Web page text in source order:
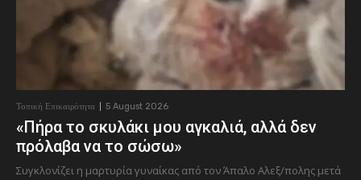
Τοπική Επικαιρότητα 5 August 2026
«Πήρα το σκυλάκι μου αγκαλιά, αλλά δεν
πρόλαβα να το σώσω»
Συγκλονίζει η μαρτυρία γυναίκας από τον Άπαλο Αλεξ/πολης μετά